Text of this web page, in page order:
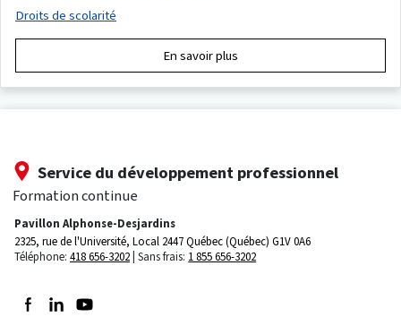
Droits de scolarité
En savoir plus
Service du développement professionnel
Formation continue
Pavillon Alphonse-Desjardins
2325, rue de l'Université, Local 2447Québec (Québec) G1V 0A6
Téléphone: 418 656-3202 Sans frais: 1 855 656-3202
Suivez-nous sur Facebook
Suivez-nous sur LinkedIn
Suivez-nous sur Youtube